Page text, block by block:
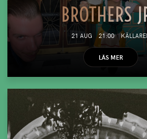
BROTHERS
21 AUG 21:00
LÄS MER